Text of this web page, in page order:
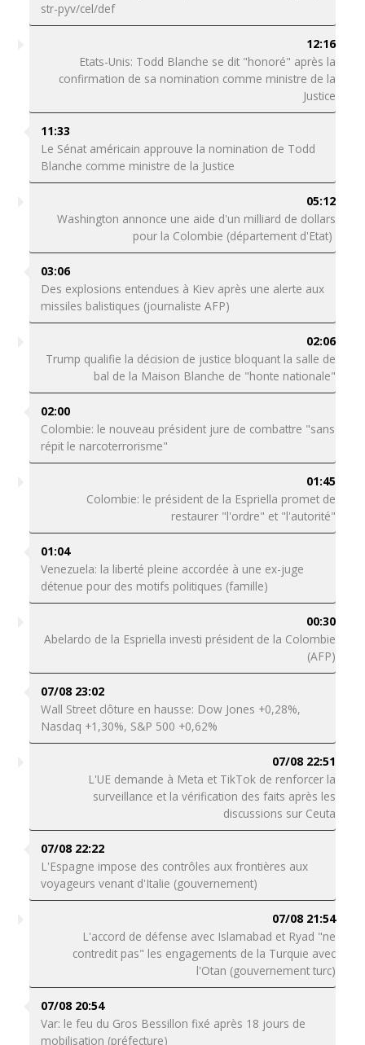
str-pyv/cel/def
12:16
Etats-Unis: Todd Blanche se dit "honoré" après la
confirmation de sa nomination comme ministre de la
Justice
11:33
Le Sénat américain approuve la nomination de Todd
Blanche comme ministre de la Justice
05:12
Washington annonce une aide d'un milliard de dollars
pour la Colombie (département d'Etat)
03:06
Des explosions entendues à Kiev après une alerte aux
missiles balistiques (journaliste AFP)
02:06
Trump qualifie la décision de justice bloquant la salle de
bal de la Maison Blanche de "honte nationale"
02:00
Colombie: le nouveau président jure de combattre "sans
répit le narcoterrorisme"
01:45
Colombie: le président de la Espriella promet de
restaurer "l'ordre" et "l'autorité"
01:04
Venezuela: la liberté pleine accordée à une ex-juge
détenue pour des motifs politiques (famille)
00:30
Abelardo de la Espriella investi président de la Colombie
(AFP)
07/08 23:02
Wall Street clôture en hausse: Dow Jones +0,28%,
Nasdaq +1,30%, S&P 500 +0,62%
07/08 22:51
L'UE demande à Meta et TikTok de renforcer la
surveillance et la vérification des faits après les
discussions sur Ceuta
07/08 22:22
L'Espagne impose des contrôles aux frontières aux
voyageurs venant d'Italie (gouvernement)
07/08 21:54
L'accord de défense avec Islamabad et Ryad "ne
contredit pas" les engagements de la Turquie avec
l'Otan (gouvernement turc)
07/08 20:54
Var: le feu du Gros Bessillon fixé après 18 jours de
mobilisation (préfecture)